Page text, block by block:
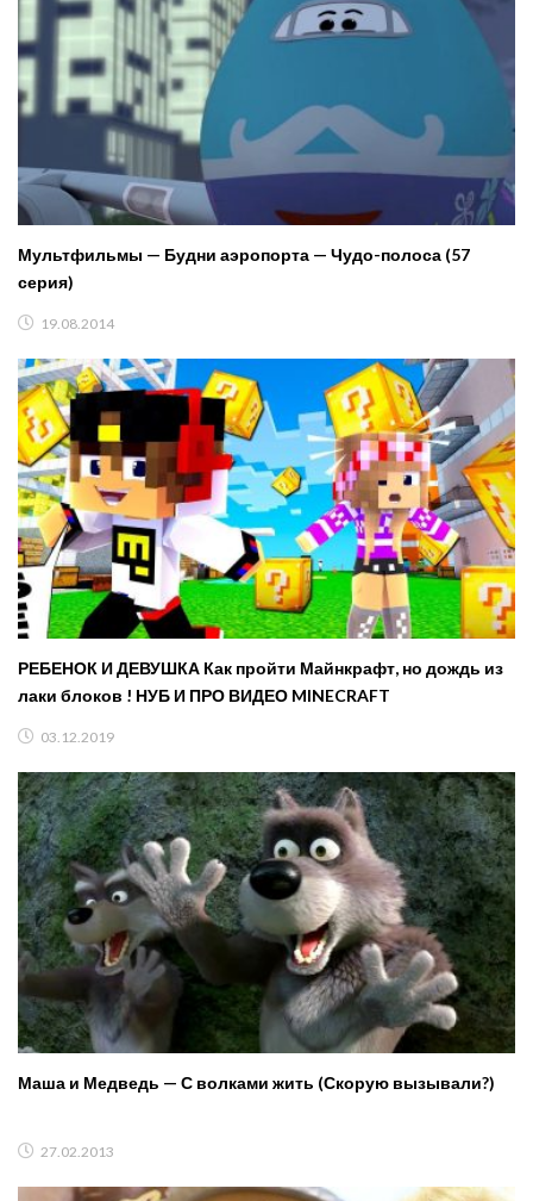
Мультфильмы — Будни аэропорта — Чудо-полоса (57
серия)
19.08.2014
РЕБЕНОК И ДЕВУШКА Как пройти Майнкрафт, но дождь из
лаки блоков ! НУБ И ПРО ВИДЕО MINECRAFT
03.12.2019
Маша и Медведь — С волками жить (Скорую вызывали?)
27.02.2013